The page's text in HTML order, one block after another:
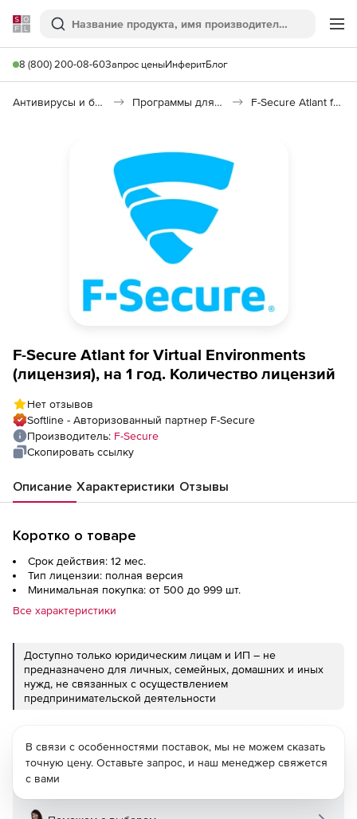
Softline
Поиск
8 (800) 200-08-60Запрос ценыИнферитБлог
Антивирусы и безопасность Программы для защиты информации F-Secure Atlant for Virtual Environments
F-Secure Atlant for Virtual Environments
(лицензия), на 1 год. Количество лицензий
Нет отзывов
Softline - Авторизованный партнер F-Secure
Производитель: F-Secure
Скопировать ссылку
Описание Характеристики Отзывы
Коротко о товаре
Срок действия: 12 мес.
Тип лицензии: полная версия
Минимальная покупка: от 500 до 999 шт.
Все характеристики
Доступно только юридическим лицам и ИП – не
предназначено для личных, семейных, домашних и иных
нужд, не связанных с осуществлением
предпринимательской деятельности
В связи с особенностями поставок, мы не можем сказать
точную цену. Оставьте запрос, и наш менеджер свяжется
с вами